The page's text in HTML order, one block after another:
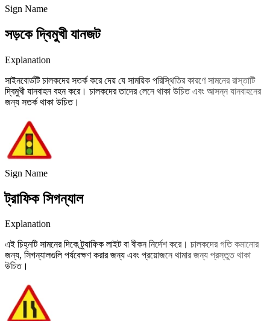
Sign Name
সড়কে দ্বিমুখী যানজট
Explanation
সাইনবোর্ডটি চালকদের সতর্ক করে দেয় যে সাময়িক পরিস্থিতির কারণে সামনের রাস্তাটি
দ্বিমুখী যানবাহন বহন করে। চালকদের তাদের লেনে থাকা উচিত এবং আসন্ন যানবাহনের
জন্য সতর্ক থাকা উচিত।
Sign Name
ট্রাফিক সিগন্যাল
Explanation
এই চিহ্নটি সামনের দিকে ট্র্যাফিক লাইট বা বীকন নির্দেশ করে। চালকদের গতি কমানোর
জন্য, সিগন্যালগুলি পর্যবেক্ষণ করার জন্য এবং প্রয়োজনে থামার জন্য প্রস্তুত থাকা
উচিত।